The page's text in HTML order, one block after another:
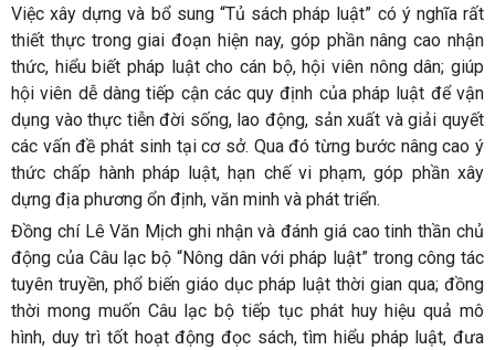
Việc xây dựng và bổ sung “Tủ sách pháp luật” có ý nghĩa rất
thiết thực trong giai đoạn hiện nay, góp phần nâng cao nhận
thức, hiểu biết pháp luật cho cán bộ, hội viên nông dân; giúp
hội viên dễ dàng tiếp cận các quy định của pháp luật để vận
dụng vào thực tiễn đời sống, lao động, sản xuất và giải quyết
các vấn đề phát sinh tại cơ sở. Qua đó từng bước nâng cao ý
thức chấp hành pháp luật, hạn chế vi phạm, góp phần xây
dựng địa phương ổn định, văn minh và phát triển.
Đồng chí Lê Văn Mịch ghi nhận và đánh giá cao tinh thần chủ
động của Câu lạc bộ “Nông dân với pháp luật” trong công tác
tuyên truyền, phổ biến giáo dục pháp luật thời gian qua; đồng
thời mong muốn Câu lạc bộ tiếp tục phát huy hiệu quả mô
hình, duy trì tốt hoạt động đọc sách, tìm hiểu pháp luật, đưa